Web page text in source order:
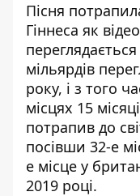
Пісня
Гіннеса як
мільярдів
року, і з того
місцях 15
потрапив до
посівши 32-е
е місце у
2019 році.